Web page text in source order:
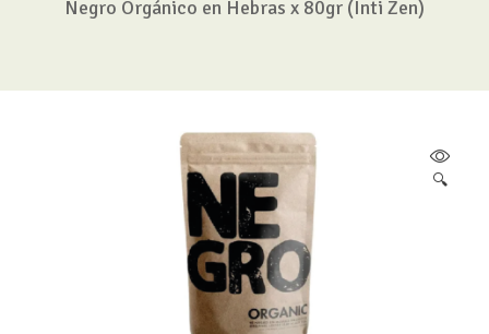
Negro Orgánico en Hebras x 80gr (Inti Zen)
🔍